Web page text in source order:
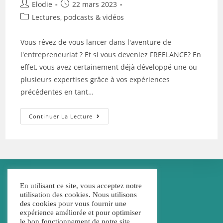
Auteur/autrice
de
Elodie
Post
published:
22 mars 2023
PostLectures, podcasts & vidéos
Vous rêvez de vous lancer dans l'aventure de
l'entrepreneuriat ? Et si vous deveniez FREELANCE? En
effet, vous avez certainement déjà développé une ou
plusieurs expertises grâce à vos expériences
précédentes en tant…
Continuer La Lecture Et
Si
En utilisant ce site, vous acceptez notre
utilisation des cookies. Nous utilisons
des cookies pour vous fournir une
expérience améliorée et pour optimiser